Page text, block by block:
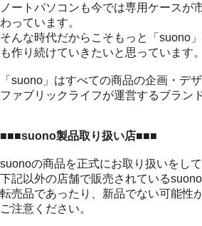
ノートパソコンも今では専用ケースが
わっています。
そんな時代だからこそもっと「suono
も作り続けていきたいと思っています。
「suono」はすべての商品の企画・デ
ファブリックライフが運営するブラン
■■■suono製品取り扱い店■■■
suonoの商品を正式にお取り扱いをし
下記以外の店舗で販売されている
転売品であったり、新品でない可能性
ご注意ください。